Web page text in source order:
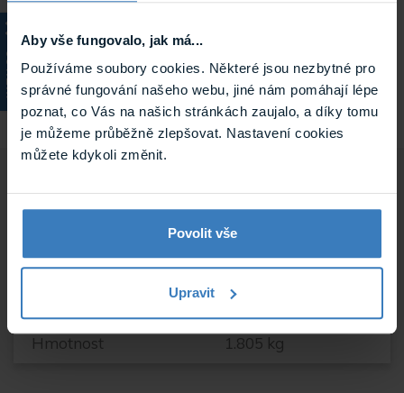
Aby vše fungovalo, jak má...
Používáme soubory cookies. Některé jsou nezbytné pro
správné fungování našeho webu, jiné nám pomáhají lépe
poznat, co Vás na našich stránkách zaujalo, a díky tomu
je můžeme průběžně zlepšovat. Nastavení cookies
můžete kdykoli změnit.
Povolit vše
Upravit
KATALOG
radio
mikrofon
Parametry
12V, 24 V
Hmotnost 1.805 kg